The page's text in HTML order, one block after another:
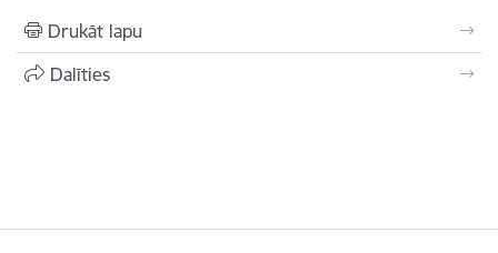
Drukāt lapu
Dalīties